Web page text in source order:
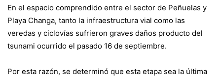
En el espacio comprendido entre el sector de Peñuelas y
Playa Changa, tanto la infraestructura vial como las
veredas y ciclovías sufrieron graves daños producto del
tsunami ocurrido el pasado 16 de septiembre.
Por esta razón, se determinó que esta etapa sea la última